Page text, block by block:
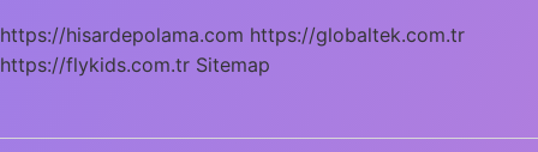
https://hisardepolama.com https://globaltek.com.tr
https://flykids.com.tr Sitemap